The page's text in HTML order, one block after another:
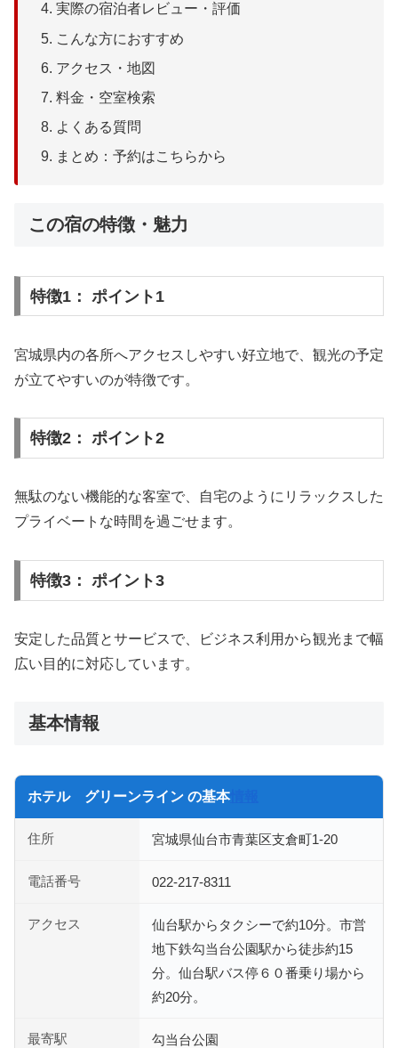
実際の宿泊者レビュー・評価
こんな方におすすめ
アクセス・地図
料金・空室検索
よくある質問
まとめ：予約はこちらから
この宿の特徴・魅力
特徴1： ポイント1
宮城県内の各所へアクセスしやすい好立地で、観光の予定
が立てやすいのが特徴です。
特徴2： ポイント2
無駄のない機能的な客室で、自宅のようにリラックスした
プライベートな時間を過ごせます。
特徴3： ポイント3
安定した品質とサービスで、ビジネス利用から観光まで幅
広い目的に対応しています。
基本情報
ホテル グリーンライン の基本情報
住所 宮城県仙台市青葉区支倉町1-20
電話番号 022-217-8311
アクセス
仙台駅からタクシーで約10分。市営
地下鉄勾当台公園駅から徒歩約15
分。仙台駅バス停６０番乗り場から
約20分。
最寄駅 勾当台公園